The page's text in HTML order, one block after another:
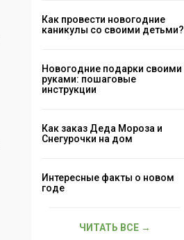
Как провести новогодние
каникулы со своими детьми?
Новогодние подарки своими
руками: пошаговые
инструкции
Как заказ Деда Мороза и
Снегурочки на дом
Интересные факты о новом
годе
ЧИТАТЬ ВСЕ →